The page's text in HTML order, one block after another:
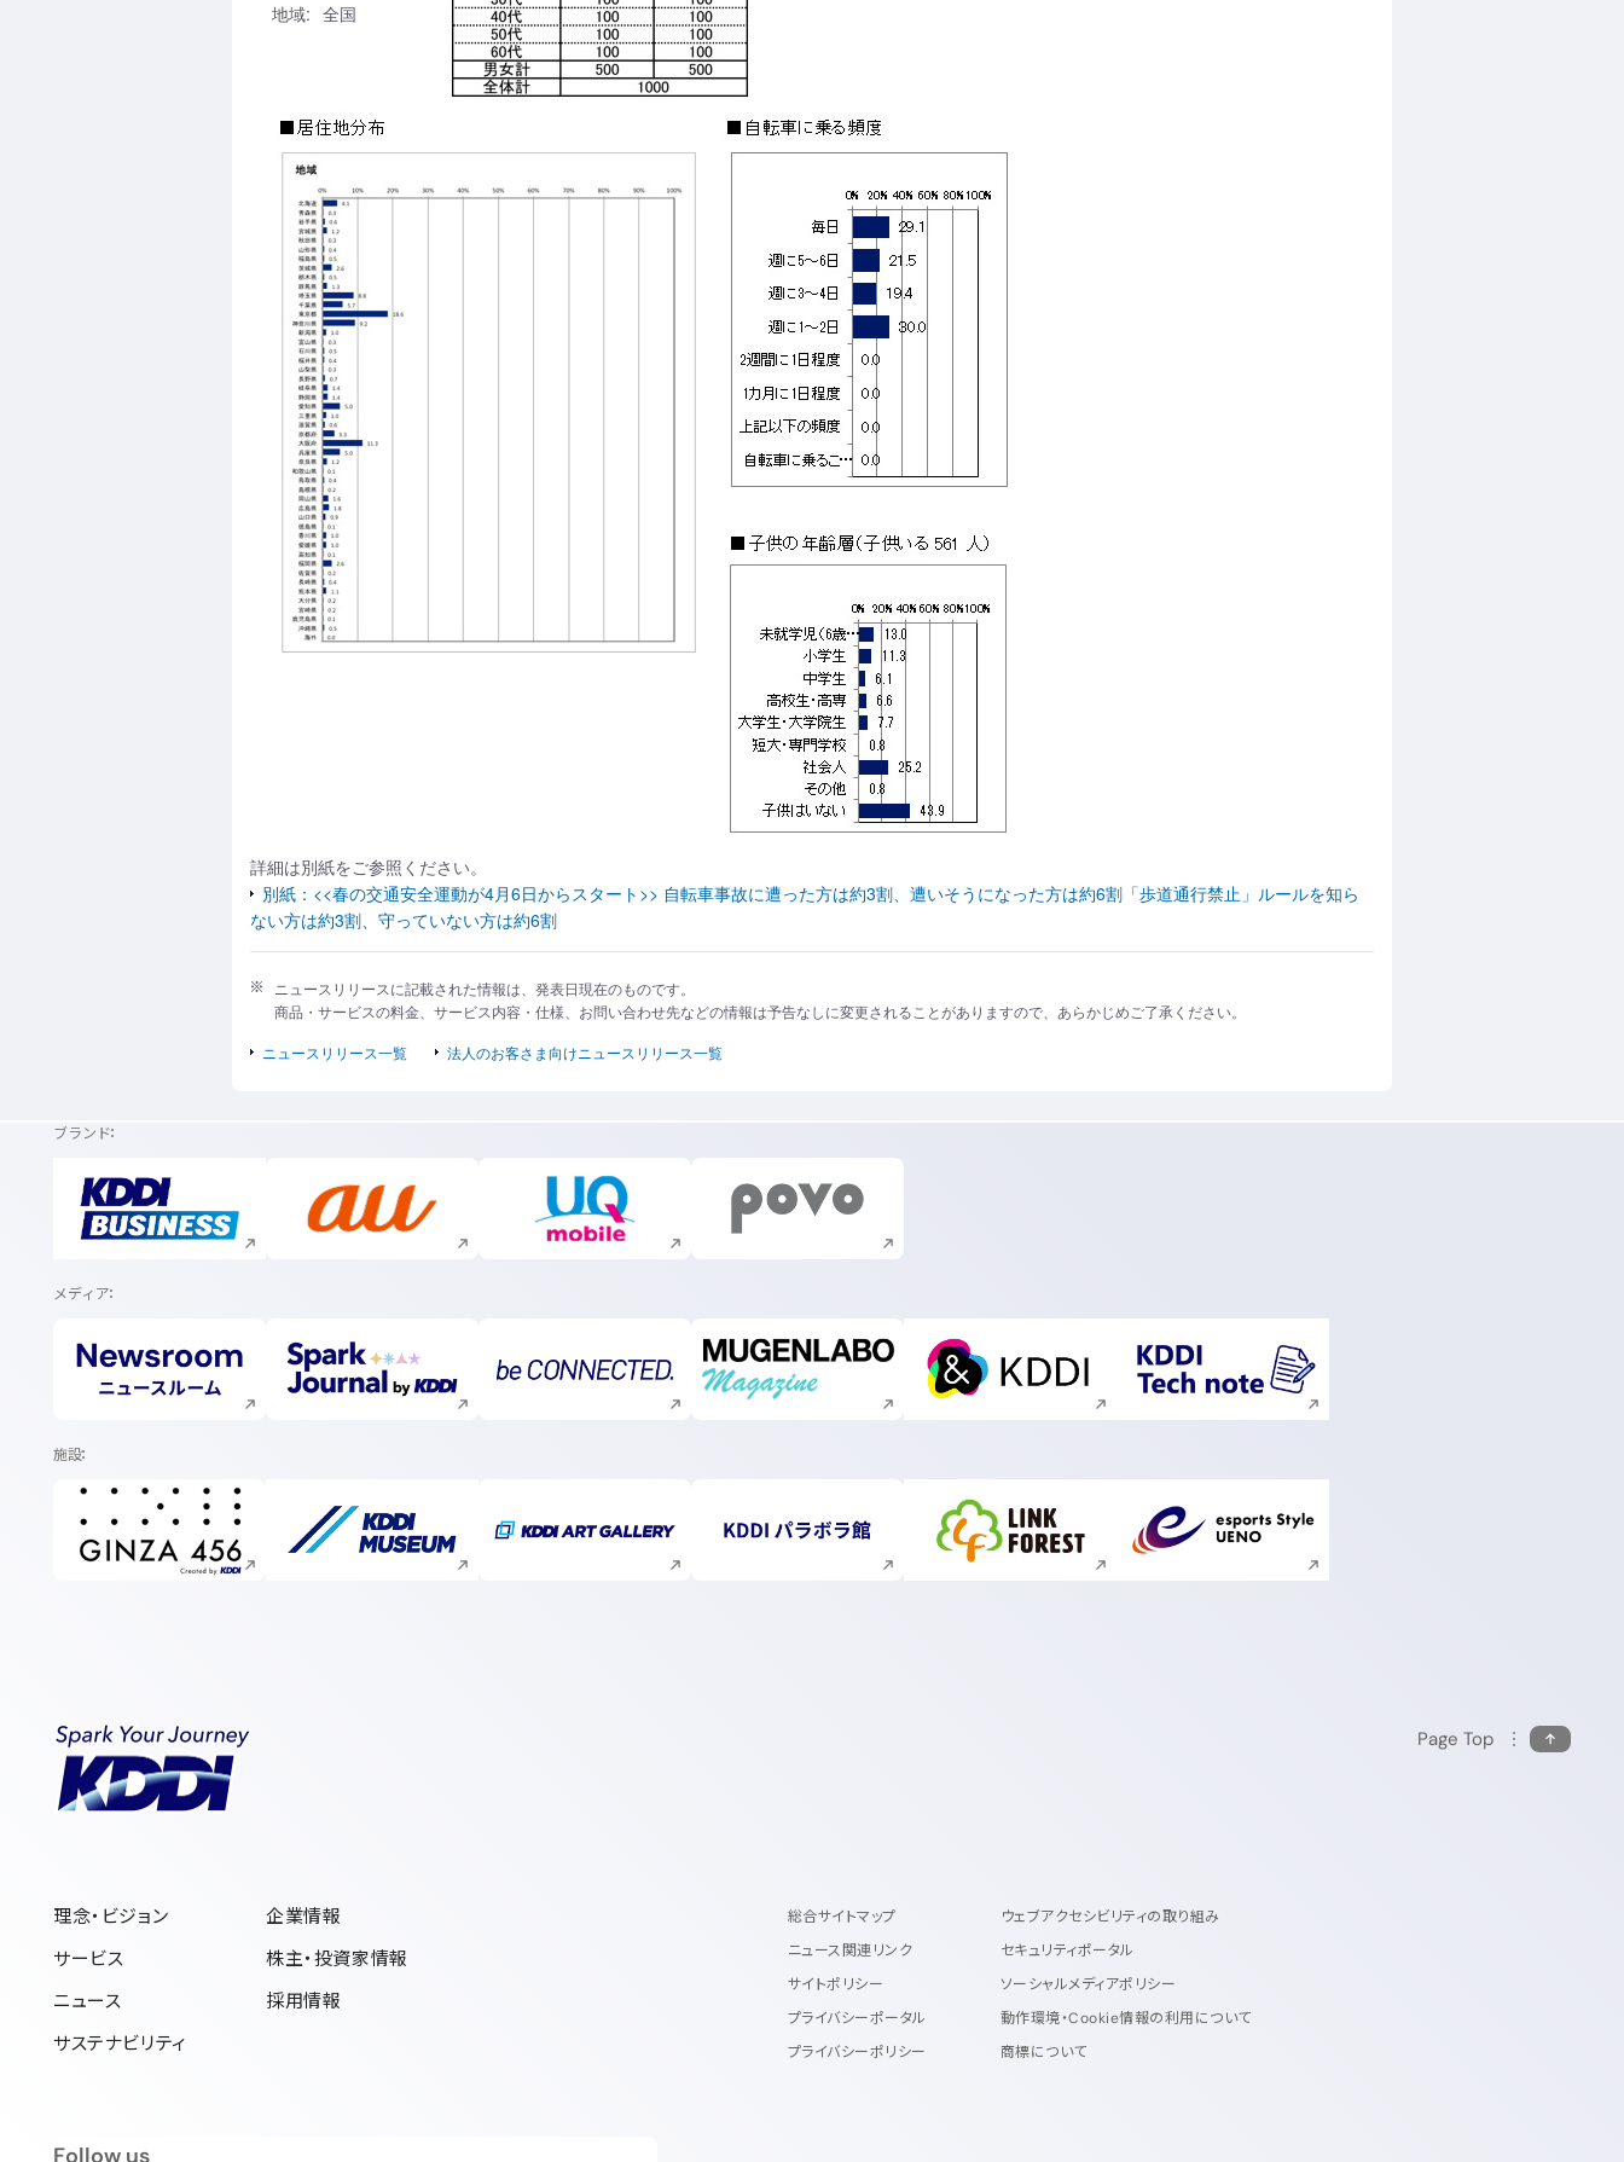
地域: 全国
詳細は別紙をご参照ください。
別紙：<<春の交通安全運動が4月6日からスタート>> 自転車事故に遭った方は約3割、遭いそうになった方は約6割「歩道通行禁止」ルールを知ら
ない方は約3割、守っていない方は約6割
ニュースリリースに記載された情報は、発表日現在のものです。
商品・サービスの料金、サービス内容・仕様、お問い合わせ先などの情報は予告なしに変更されることがありますので、あらかじめご了承ください。
ニュースリリース一覧
法人のお客さま向けニュースリリース一覧
ブランド
新規ウィンドウで開く 新規ウィンドウで開く 新規ウィンドウで開く 新規ウィンドウで開く
メディア
新規ウィンドウで開く 新規ウィンドウで開く 新規ウィンドウで開く 新規ウィンドウで開く 新規ウィンドウで開く 新規ウィンドウで開く
施設
新規ウィンドウで開く 新規ウィンドウで開く 新規ウィンドウで開く 新規ウィンドウで開く 新規ウィンドウで開く 新規ウィンドウで開く
理念・ビジョン
サービス
ニュース
サステナビリティ
企業情報
株主・投資家情報
採用情報
総合サイトマップ
ニュース関連リンク
サイトポリシー
プライバシーポータル
プライバシーポリシー
ウェブアクセシビリティの取り組み
セキュリティポータル
ソーシャルメディアポリシー
動作環境・Cookie情報の利用について
商標について
フォローアス
Page Top